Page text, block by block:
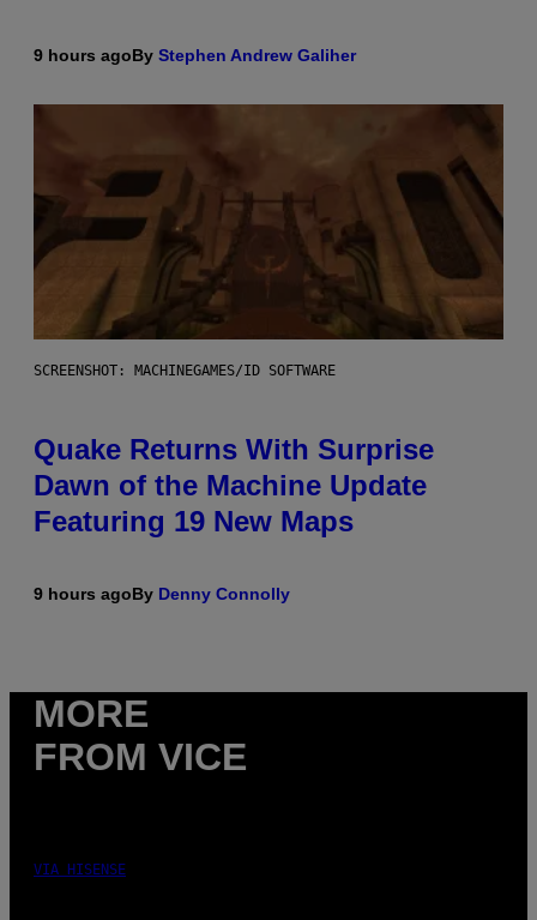
9 hours agoBy Stephen Andrew Galiher
SCREENSHOT: MACHINEGAMES/ID SOFTWARE
Quake Returns With Surprise
Dawn of the Machine Update
Featuring 19 New Maps
9 hours agoBy Denny Connolly
MORE
FROM VICE
VIA HISENSE